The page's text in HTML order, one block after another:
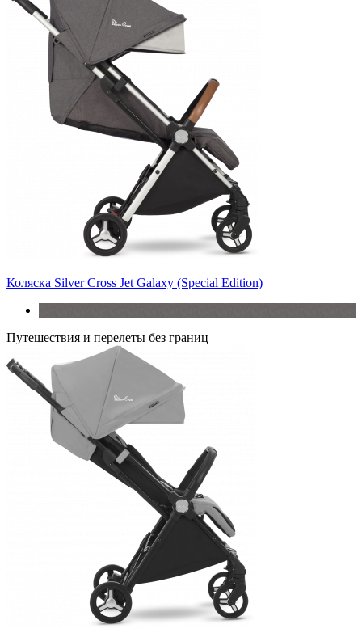
Коляска Silver Cross Jet Galaxy (Special Edition)
Путешествия и перелеты без границ